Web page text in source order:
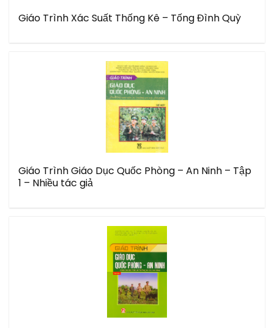
Giáo Trình Xác Suất Thống Kê – Tống Đình Quỳ
Giáo Trình Giáo Dục Quốc Phòng – An Ninh – Tập
1 – Nhiều tác giả